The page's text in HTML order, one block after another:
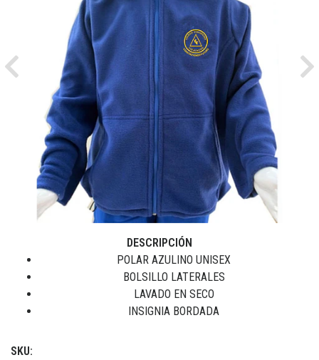
Previous
DESCRIPCIÓN
POLAR AZULINO UNISEX
BOLSILLO LATERALES
LAVADO EN SECO
INSIGNIA BORDADA
SKU: